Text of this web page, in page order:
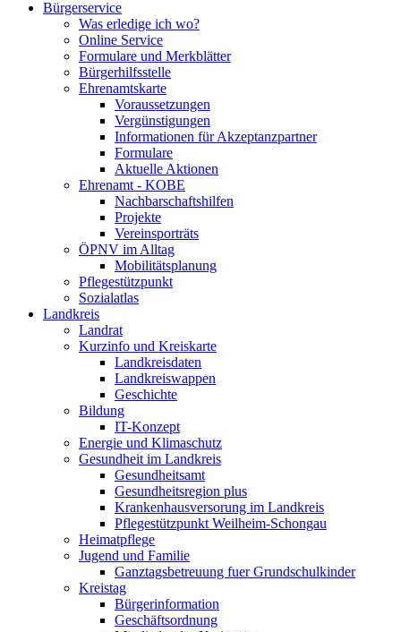
Bürgerservice
Was erledige ich wo?
Online Service
Formulare und Merkblätter
Bürgerhilfsstelle
Ehrenamtskarte
Voraussetzungen
Vergünstigungen
Informationen für Akzeptanzpartner
Formulare
Aktuelle Aktionen
Ehrenamt - KOBE
Nachbarschaftshilfen
Projekte
Vereinsporträts
ÖPNV im Alltag
Mobilitätsplanung
Pflegestützpunkt
Sozialatlas
Landkreis
Landrat
Kurzinfo und Kreiskarte
Landkreisdaten
Landkreiswappen
Geschichte
Bildung
IT-Konzept
Energie und Klimaschutz
Gesundheit im Landkreis
Gesundheitsamt
Gesundheitsregion plus
Krankenhausversorung im Landkreis
Pflegestützpunkt Weilheim-Schongau
Heimatpflege
Jugend und Familie
Ganztagsbetreuung fuer Grundschulkinder
Kreistag
Bürgerinformation
Geschäftsordnung